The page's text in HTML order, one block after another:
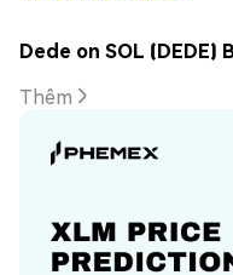
Dede on SOL (DEDE)
Thêm